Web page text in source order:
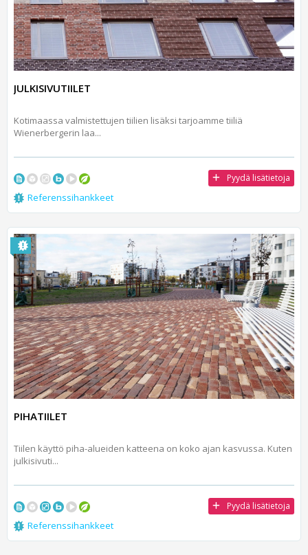
JULKISIVUTIILET
Kotimaassa valmistettujen tiilien lisäksi tarjoamme tiiliä
Wienerbergerin laa...
Pyydä lisätietoja
Referenssihankkeet
PIHATIILET
Tiilen käyttö piha-alueiden katteena on koko ajan kasvussa. Kuten
julkisivuti...
Pyydä lisätietoja
Referenssihankkeet